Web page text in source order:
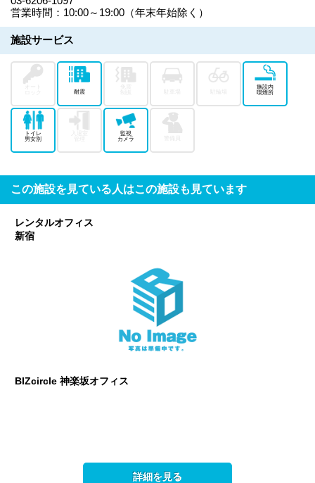
営業時間：10:00～19:00（年末年始除く）
施設サービス
耐震
施設内
喫煙所
トイレ
男女別
監視
カメラ
この施設を見ている人はこの施設も見ています
レンタルオフィス
新宿
BIZcircle 神楽坂オフィス
詳細を見る